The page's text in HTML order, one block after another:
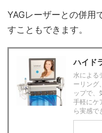
YAGレーザーとの併用
すこともできます。
ハイド
水による
ーリング
ップで、
手軽にケ
ら実感で